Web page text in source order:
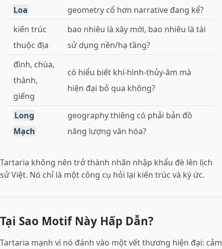
Loa
geometry cổ hơn narrative đang kể?
kiến trúc
thuộc địa
bao nhiêu là xây mới, bao nhiêu là tái
sử dụng nền/hạ tầng?
đình, chùa,
thành,
giếng
có hiểu biết khí-hình-thủy-âm mà
hiện đại bỏ qua không?
Long
Mạch
geography thiêng có phải bản đồ
năng lượng văn hóa?
Tartaria không nên trở thành nhãn nhập khẩu đè lên lịch
sử Việt. Nó chỉ là một công cụ hỏi lại kiến trúc và ký ức.
Tại Sao Motif Này Hấp Dẫn?
Tartaria mạnh vì nó đánh vào một vết thương hiện đại: cảm